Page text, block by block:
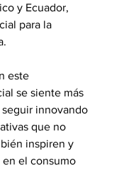
y Ecuador,
para la
este
se siente más
innovando
que no
inspiren y
el consumo